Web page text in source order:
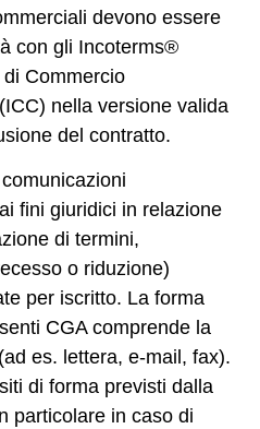
devono essere
con gli Incoterms®
Commercio
nella versione valida
del contratto.
fini giuridici in relazione
di termini,
o riduzione)
per iscritto. La forma
CGA comprende la
es. lettera, e-mail, fax).
di forma previsti dalla
particolare in caso di